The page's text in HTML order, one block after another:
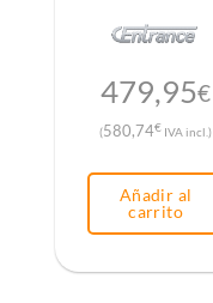
479,95€
(580,74€ IVA incl.)
Añadir al
carrito